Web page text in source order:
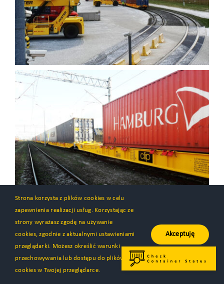
Strona korzysta z plików cookies w celu
zapewnienia realizacji usług. Korzystając ze
strony wyrażasz zgodę na używanie
cookies, zgodnie z aktualnymi ustawieniami
przeglądarki. Możesz określić warunki
przechowywania lub dostępu do plików
cookies w Twojej przeglądarce.
Akceptuję